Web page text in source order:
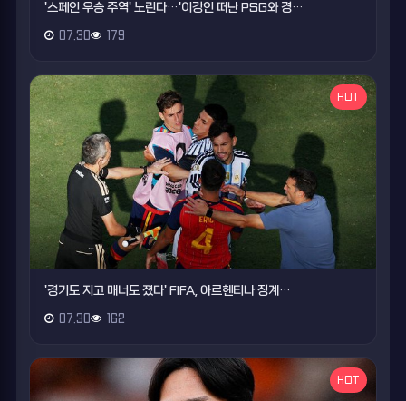
'스페인 우승 주역' 노린다…'이강인 떠난 PSG와 경…
07.30 179
HOT
'경기도 지고 매너도 졌다' FIFA, 아르헨티나 징계…
07.30 162
HOT